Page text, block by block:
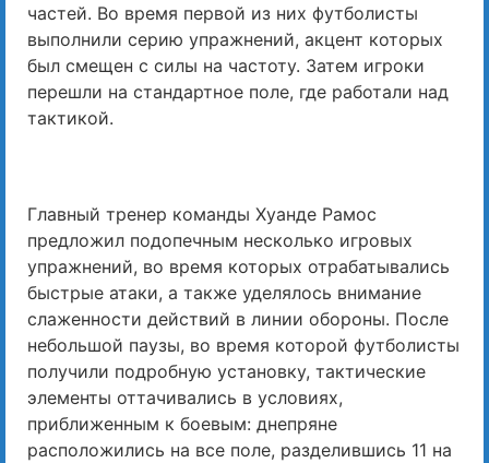
частей. Во время первой из них футболисты
выполнили серию упражнений, акцент которых
был смещен с силы на частоту. Затем игроки
перешли на стандартное поле, где работали над
тактикой.
Главный тренер команды Хуанде Рамос
предложил подопечным несколько игровых
упражнений, во время которых отрабатывались
быстрые атаки, а также уделялось внимание
слаженности действий в линии обороны. После
небольшой паузы, во время которой футболисты
получили подробную установку, тактические
элементы оттачивались в условиях,
приближенным к боевым: днепряне
расположились на все поле, разделившись 11 на